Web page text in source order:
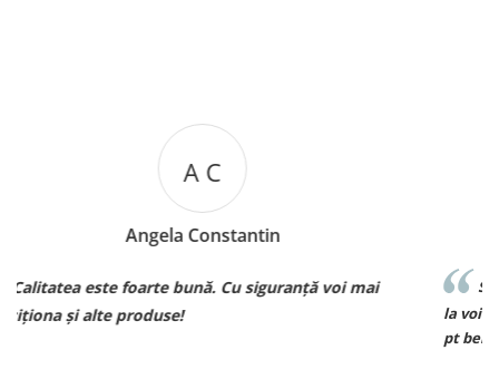
voi mai
Sunt superbebe toate hainutele ce le
la voi si de o calitate excelenta voi reveni